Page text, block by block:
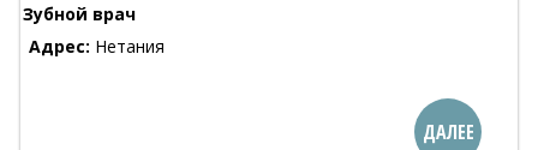
Зубной врач
Адрес: Нетания
ДАЛЕЕ